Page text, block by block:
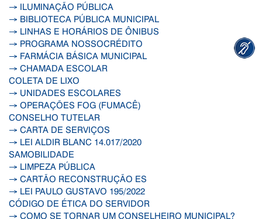
→ ILUMINAÇÃO PÚBLICA
→ BIBLIOTECA PÚBLICA MUNICIPAL
→ LINHAS E HORÁRIOS DE ÔNIBUS
→ PROGRAMA NOSSOCRÉDITO
→ FARMÁCIA BÁSICA MUNICIPAL
→ CHAMADA ESCOLAR
COLETA DE LIXO
→ UNIDADES ESCOLARES
→ OPERAÇÕES FOG (FUMACÊ)
CONSELHO TUTELAR
→ CARTA DE SERVIÇOS
→ LEI ALDIR BLANC 14.017/2020
SAMOBILIDADE
→ LIMPEZA PÚBLICA
→ CARTÃO RECONSTRUÇÃO ES
→ LEI PAULO GUSTAVO 195/2022
CÓDIGO DE ÉTICA DO SERVIDOR
→ COMO SE TORNAR UM CONSELHEIRO MUNICIPAL?